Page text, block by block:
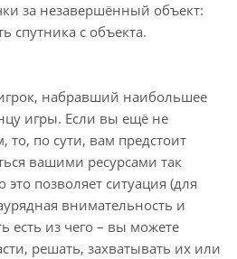
за незавершённый объект:
спутника с объекта.
набравший наибольшее
игры. Если вы ещё не
то, по сути, вам предстоит
вашими ресурсами так
позволяет ситуация (для
внимательность и
есть из чего – вы можете
решать, захватывать их или